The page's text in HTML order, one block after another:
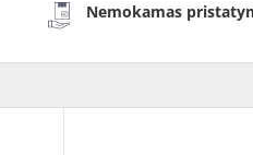
Nemokamas